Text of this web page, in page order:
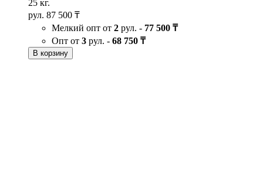
25 кг.
рул. 87 500 ₸
Мелкий опт от 2 рул. - 77 500 ₸
Опт от 3 рул. - 68 750 ₸
В корзину